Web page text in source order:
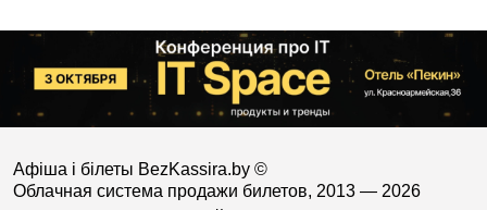
Афіша і білеты BezKassira.by ©
Облачная система продажи билетов, 2013 — 2026